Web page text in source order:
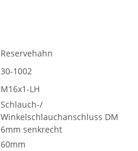
Reservehahn
30-1002
M16x1-LH
Schlauch-/
Winkelschlauchanschluss DM
6mm senkrecht
60mm